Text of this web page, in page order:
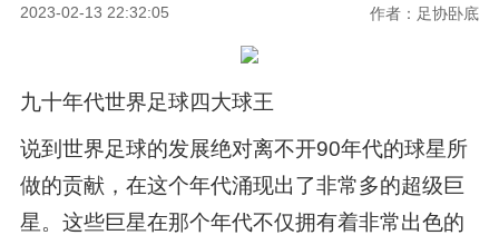
2023-02-13 22:32:05 作者：足协卧底
九十年代世界足球四大球王
说到世界足球的发展绝对离不开90年代的球星所
做的贡献，在这个年代涌现出了非常多的超级巨
星。这些巨星在那个年代不仅拥有着非常出色的